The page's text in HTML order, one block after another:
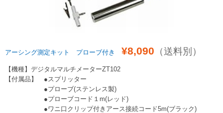
アーシング測定キット プローブ付き ¥8,090 （送料別）
【機種】デジタルマルチメーターZT102
【付属品】 ●スプリッター
●プローブ(ステンレス製)
●プローブコード１m(レッド)
●ワニ口クリップ付きアース接続コード5m(ブラック)